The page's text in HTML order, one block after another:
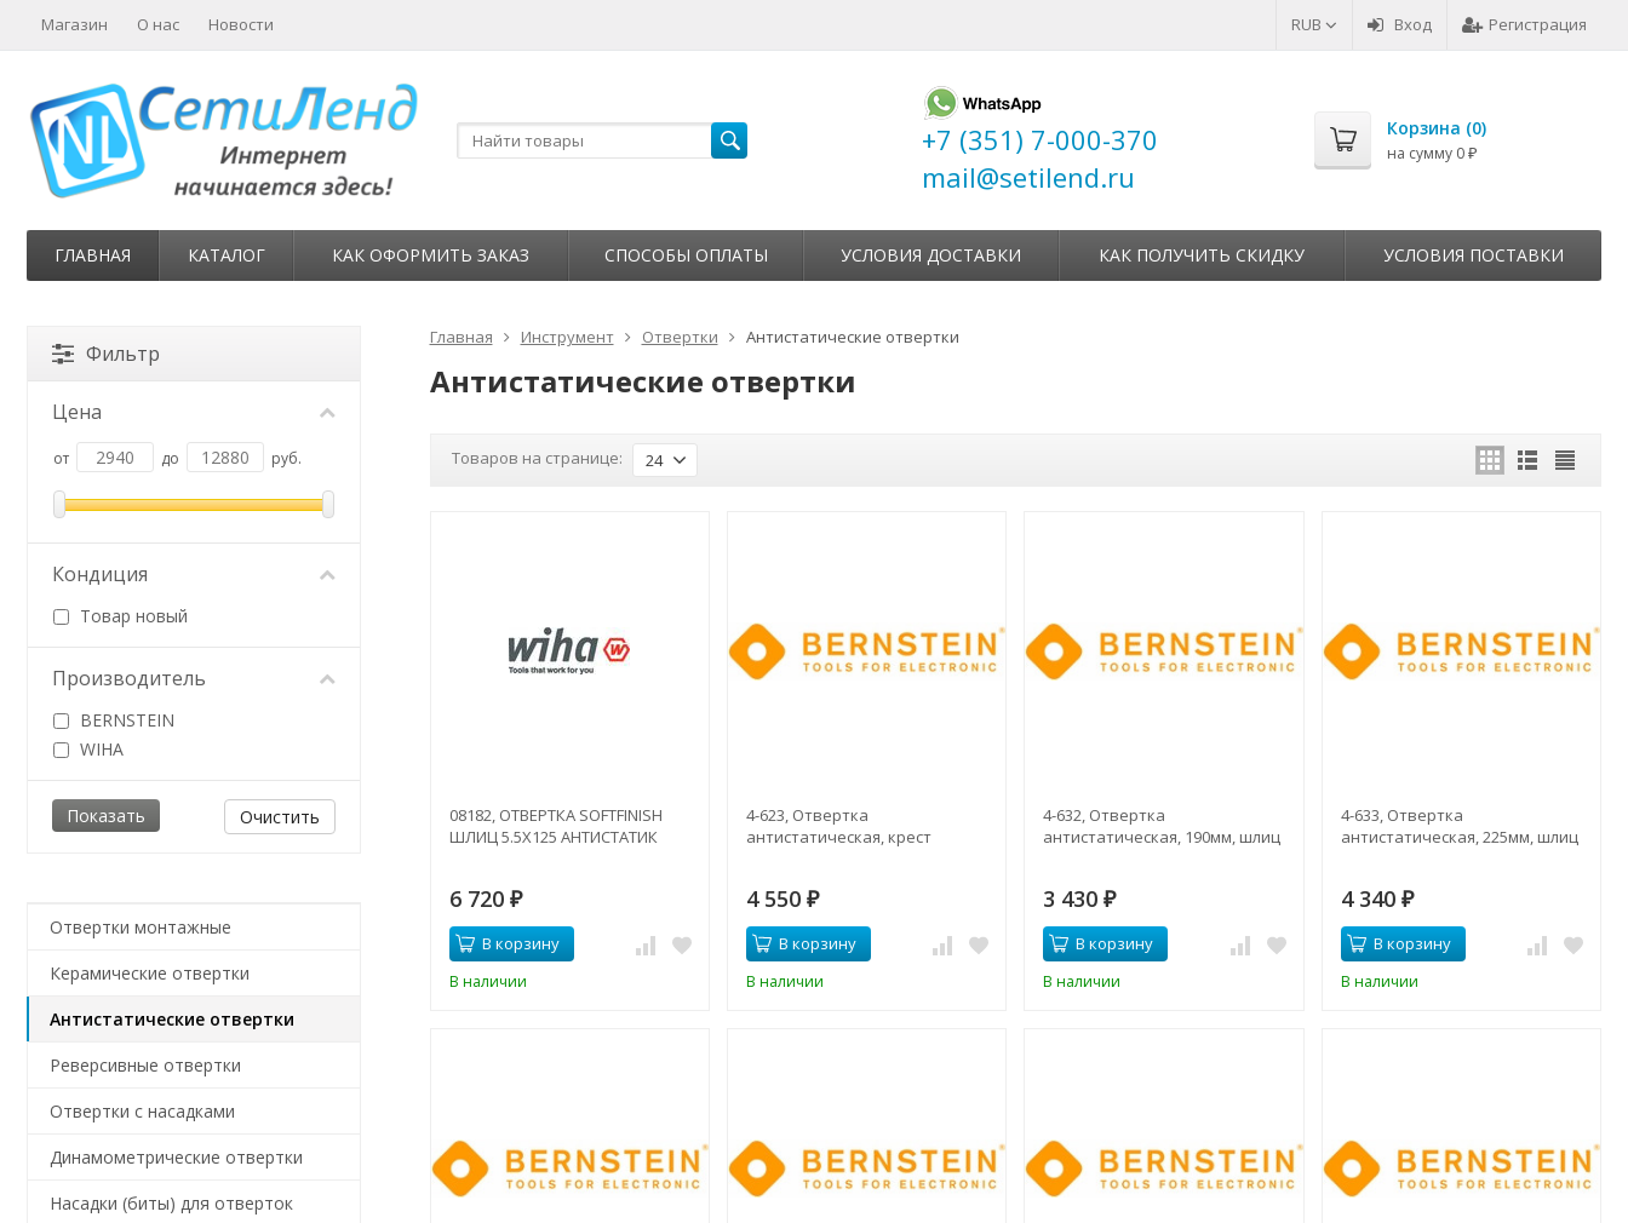
RUB Вход Регистрация
Магазин О нас Новости
+7 (351) 7-000-370
mail@setilend.ru
Корзина (0)
на сумму 0 ₽
ГЛАВНАЯ КАТАЛОГ КАК ОФОРМИТЬ ЗАКАЗ СПОСОБЫ ОПЛАТЫ УСЛОВИЯ ДОСТАВКИ КАК ПОЛУЧИТЬ СКИДКУ УСЛОВИЯ ПОСТАВКИ
Главная Инструмент Отвертки Антистатические отвертки
Антистатические отвертки
Товаров на странице: 24
08182, ОТВЕРТКА SOFTFINISH
ШЛИЦ 5.5Х125 АНТИСТАТИК
6 720 ₽
В корзину
В наличии
4-623, Отвертка
антистатическая, крест
4 550 ₽
В корзину
В наличии
4-632, Отвертка
антистатическая, 190мм, шлиц
3 430₽
В корзину
В наличии
4-633, Отвертка
антистатическая, 225мм, шлиц
4 340 ₽
В корзину
В наличии
Фильтр
Цена
от до руб.
Кондиция
Товар новый
Производитель
BERNSTEIN
WIHA
Очистить
Отвертки монтажные
Керамические отвертки
Антистатические отвертки
Реверсивные отвертки
Отвертки с насадками
Динамометрические отвертки
Насадки (биты) для отверток